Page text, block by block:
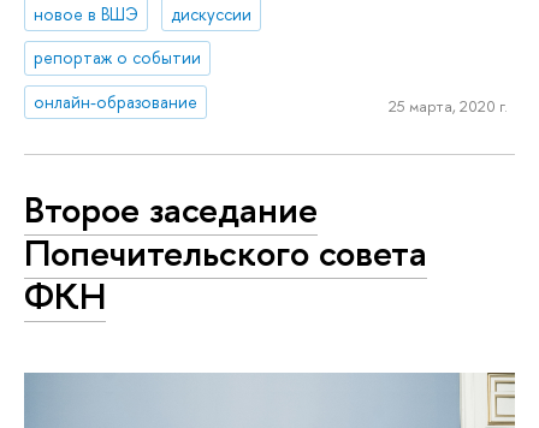
новое в ВШЭ
дискуссии
репортаж о событии
онлайн-образование
25 марта, 2020 г.
Второе заседание
Попечительского совета
ФКН